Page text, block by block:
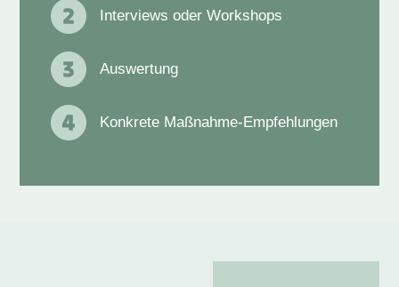
Interviews oder Workshops
Auswertung
Konkrete Maßnahme-Empfehlungen